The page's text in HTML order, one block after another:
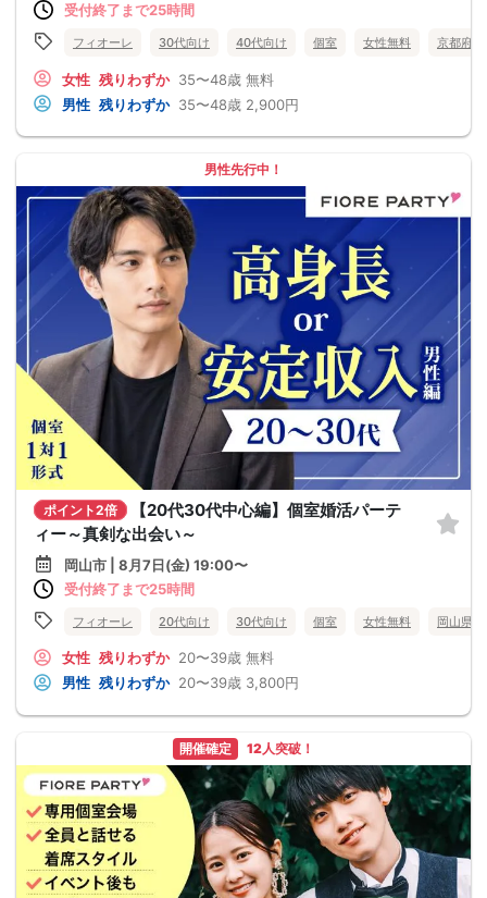
受付終了まで25時間
フィオーレ 30代向け 40代向け 個室 女性無料 京都府
女性 残りわずか 35〜48歳 無料
男性 残りわずか 35〜48歳 2,900円
男性先行中！
ポイント2倍
【20代30代中心編】個室婚活パーテ
ィー～真剣な出会い～
岡山市 | 8月7日(金) 19:00〜
受付終了まで25時間
フィオーレ 20代向け 30代向け 個室 女性無料 岡山県
女性 残りわずか 20〜39歳 無料
男性 残りわずか 20〜39歳 3,800円
開催確定 12人突破！